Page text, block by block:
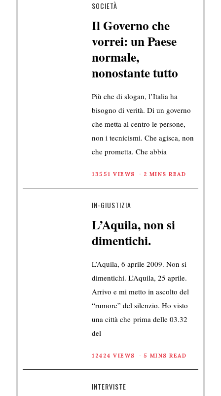
SOCIETÀ
Il Governo che
vorrei: un Paese
normale,
nonostante tutto
Più che di slogan, l’Italia ha
bisogno di verità. Di un governo
che metta al centro le persone,
non i tecnicismi. Che agisca, non
che prometta. Che abbia
13551 VIEWS 2 MINS READ
IN-GIUSTIZIA
L’Aquila, non si
dimentichi.
L’Aquila, 6 aprile 2009. Non si
dimentichi. L’Aquila, 25 aprile.
Arrivo e mi metto in ascolto del
“rumore” del silenzio. Ho visto
una città che prima delle 03.32
del
12424 VIEWS 5 MINS READ
INTERVISTE